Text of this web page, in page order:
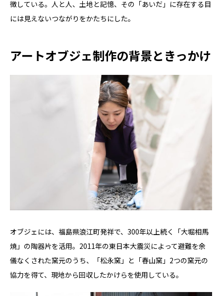
徴している。人と人、土地と記憶、その「あいだ」に存在する目
には見えないつながりをかたちにした。
アートオブジェ制作の背景ときっかけ
オブジェには、福島県浪江町発祥で、300年以上続く「大堀相馬
焼」の陶器片を活用。2011年の東日本大震災によって避難を余
儀なくされた窯元のうち、「松永窯」と「春山窯」2つの窯元の
協力を得て、現地から回収したかけらを使用している。